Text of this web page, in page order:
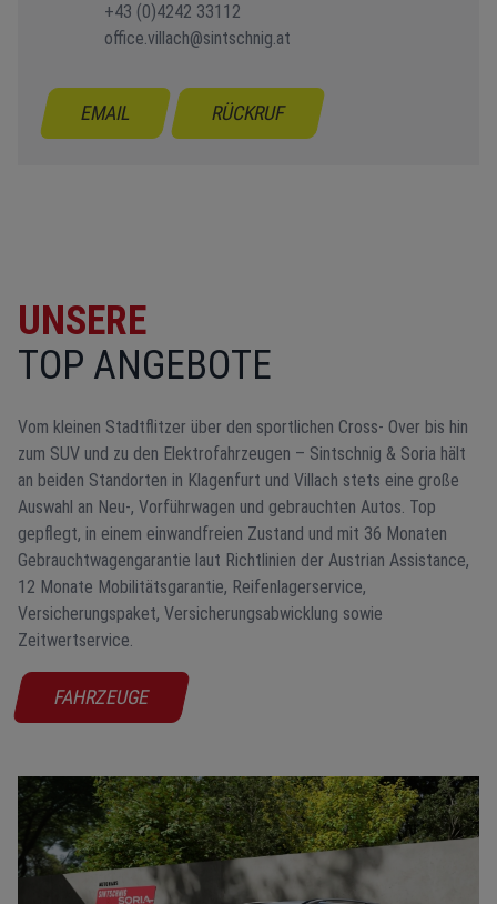
+43 (0)4242 33112
office.villach@sintschnig.at
EMAIL RÜCKRUF
UNSERE
TOP ANGEBOTE
Vom kleinen Stadtflitzer über den sportlichen Cross- Over bis hin
zum SUV und zu den Elektrofahrzeugen – Sintschnig & Soria hält
an beiden Standorten in Klagenfurt und Villach stets eine große
Auswahl an Neu-, Vorführwagen und gebrauchten Autos. Top
gepflegt, in einem einwandfreien Zustand und mit 36 Monaten
Gebrauchtwagengarantie laut Richtlinien der Austrian Assistance,
12 Monate Mobilitätsgarantie, Reifenlagerservice,
Versicherungspaket, Versicherungsabwicklung sowie
Zeitwertservice.
FAHRZEUGE